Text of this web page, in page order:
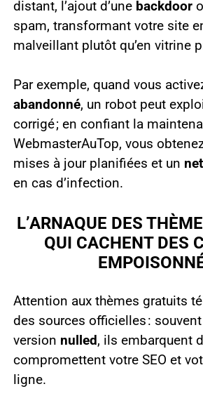
distant, l’ajout d’une backdoor
spam, transformant votre site
malveillant plutôt qu’en vitrine
Par exemple, quand vous
abandonné, un robot peut
corrigé ; en confiant la
WebmasterAuTop, vous
mises à jour planifiées et un
en cas d’infection.
L’ARNAQUE DES
QUI CACHENT DES
Attention aux thèmes gratuits
des sources officielles :
version nulled, ils embarquent
compromettent votre SEO et
ligne.